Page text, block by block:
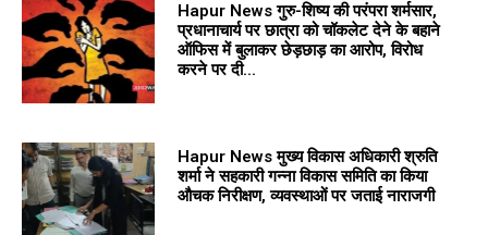
Hapur News गुरु-शिष्य की परंपरा शर्मसार,
प्रधानाचार्य पर छात्रा को चॉकलेट देने के बहाने
ऑफिस में बुलाकर छेड़छाड़ का आरोप, विरोध
करने पर दी...
Hapur News मुख्य विकास अधिकारी श्रुति
शर्मा ने सहकारी गन्ना विकास समिति का किया
औचक निरीक्षण, व्यवस्थाओं पर जताई नाराजगी